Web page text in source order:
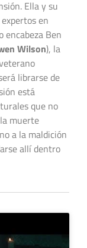
Ella y su
en
encabeza Ben
Wilson), la
librarse de
está
que no
muerte
a la maldición
allí dentro